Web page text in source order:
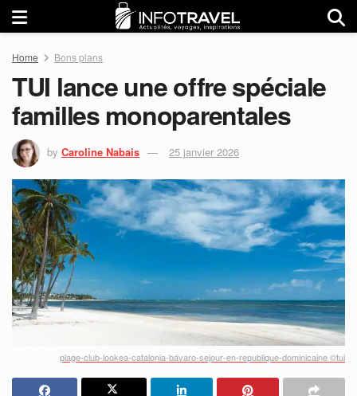
Home Bons plans
TUI lance une offre spéciale
familles monoparentales
by Caroline Nabais 25 janvier 2026
plage-club-lookea-catalonia-bávaro-sejour-en-republique-dominicaine ©tui